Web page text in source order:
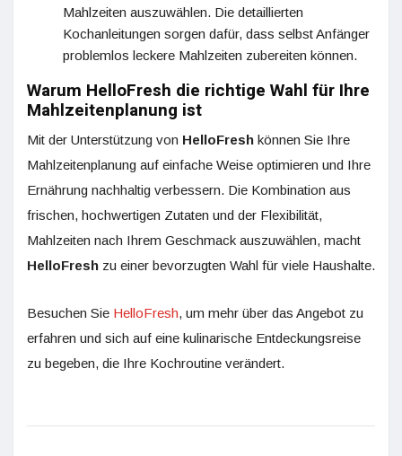
Mahlzeiten auszuwählen. Die detaillierten
Kochanleitungen sorgen dafür, dass selbst Anfänger
problemlos leckere Mahlzeiten zubereiten können.
Warum HelloFresh die richtige Wahl für Ihre
Mahlzeitenplanung ist
Mit der Unterstützung von HelloFresh können Sie Ihre
Mahlzeitenplanung auf einfache Weise optimieren und Ihre
Ernährung nachhaltig verbessern. Die Kombination aus
frischen, hochwertigen Zutaten und der Flexibilität,
Mahlzeiten nach Ihrem Geschmack auszuwählen, macht
HelloFresh zu einer bevorzugten Wahl für viele Haushalte.
Besuchen Sie HelloFresh, um mehr über das Angebot zu
erfahren und sich auf eine kulinarische Entdeckungsreise
zu begeben, die Ihre Kochroutine verändert.